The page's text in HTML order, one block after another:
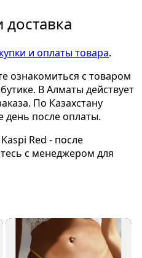
доставка
и оплаты товара.
ознакомиться с товаром
В Алматы действует
По Казахстану
день после оплаты.
Red - после
с менеджером для